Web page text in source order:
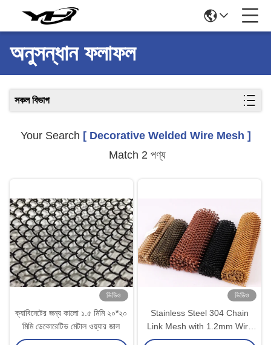
অনুসন্ধান ফলাফল
সকল বিভাগ
Your Search [ Decorative Welded Wire Mesh ]
Match 2 পণ্য
ভিডিও
ক্যাবিনেটের জন্য কালো ১.৫ মিমি ২০*২০
মিমি ডেকোরেটিভ মেটাল ওয়্যার জাল
ভিডিও
Stainless Steel 304 Chain
Link Mesh with 1.2mm Wire
Diameter and 6mm*6mm